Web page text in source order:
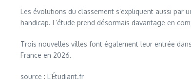
Les évolutions du classement s’expliquent aussi
handicap. L’étude prend désormais davantage en
Trois nouvelles villes font également leur entrée
France en 2026.
source : L’Étudiant.fr